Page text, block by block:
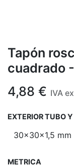
Tapón
cuadrado
4,88 € IVA
EXTERIOR TUBO Y
METRICA